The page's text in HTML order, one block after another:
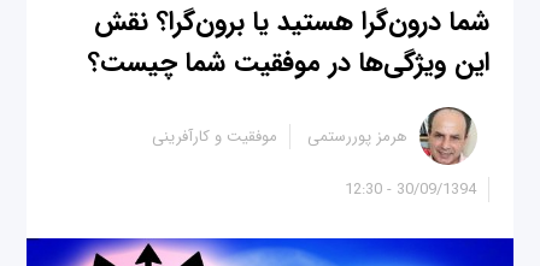
شما درون‌گرا هستید یا برون‌گرا؟ نقش
این ویژگی‌ها در موفقیت شما چیست؟
30/09/1394 - 12:30
هرمز پوررستمی موفقیت و کارآفرینی